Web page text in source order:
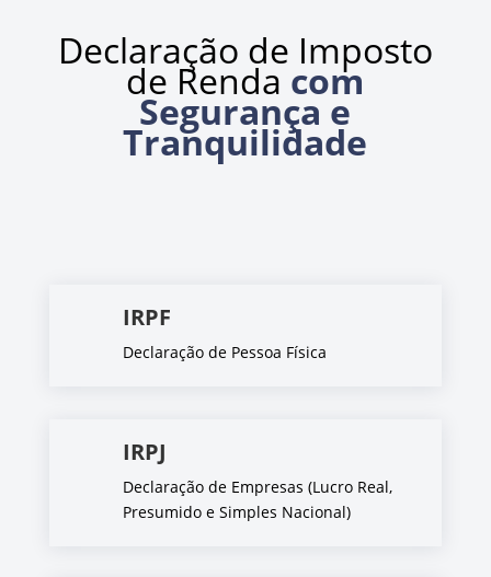
Declaração de Imposto
de Renda com
Segurança e
Tranquilidade
IRPF
Declaração de Pessoa Física
IRPJ
Declaração de Empresas (Lucro Real,
Presumido e Simples Nacional)